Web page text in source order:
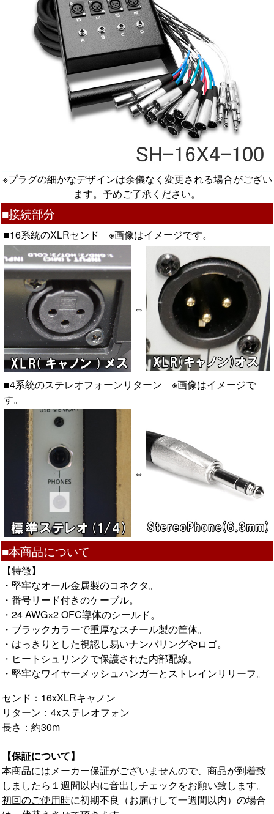
※プラグの細かなデザインは余儀なく変更される場合がござい
ます。予めご了承ください。
■接続部分
■16系統のXLRセンド ※画像はイメージです。
⇔
■4系統のステレオフォーンリターン ※画像はイメージで
す。
⇔
■本商品について
【特徴】
・堅牢なオール金属製のコネクタ。
・番号リード付きのケーブル。
・24 AWG×2 OFC導体のシールド。
・ブラックカラーで重厚なスチール製の筐体。
・はっきりとした視認し易いナンバリングやロゴ。
・ヒートシュリンクで保護された内部配線。
・堅牢なワイヤーメッシュハンガーとストレインリリーフ。
センド：16xXLRキャノン
リターン：4xステレオフォン
長さ：約30m
【保証について】
本商品にはメーカー保証がございませんので、商品が到着致
しましたら１週間以内に音出しチェックをお願い致します。
初回のご使用時に初期不良（お届けして一週間以内）の場合